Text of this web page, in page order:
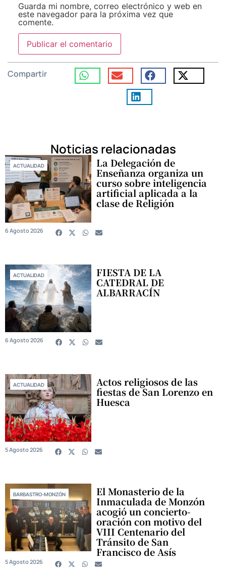
Guarda mi nombre, correo electrónico y web en
este navegador para la próxima vez que
comente.
Compartir
Noticias relacionadas
ACTUALIDAD La Delegación de
Enseñanza organiza un
curso sobre inteligencia
artificial aplicada a la
clase de Religión
6 Agosto 2026
ACTUALIDAD FIESTA DE LA
CATEDRAL DE
ALBARRACÍN
6 Agosto 2026
ACTUALIDAD Actos religiosos de las
fiestas de San Lorenzo en
Huesca
5 Agosto 2026
BARBASTRO-MONZÓN El Monasterio de la
Inmaculada de Monzón
acogió un concierto-
oración con motivo del
VIII Centenario del
Tránsito de San
Francisco de Asís
5 Agosto 2026